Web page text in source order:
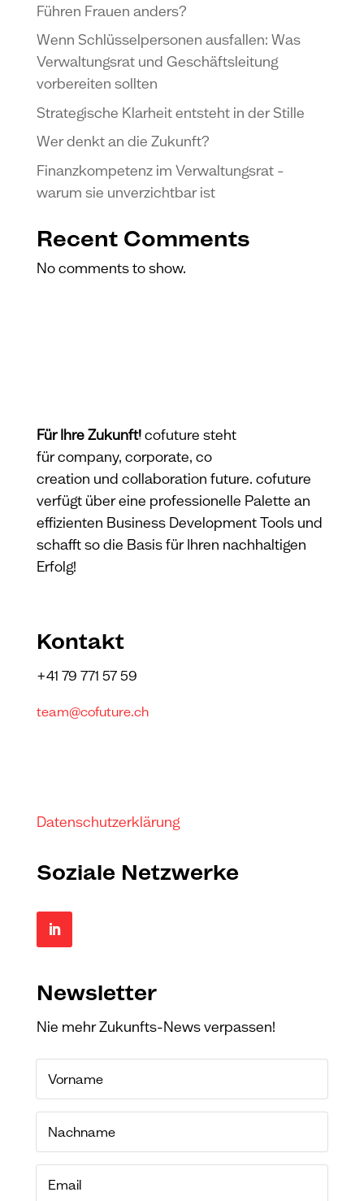
Führen Frauen anders?
Wenn Schlüsselpersonen ausfallen: Was
Verwaltungsrat und Geschäftsleitung
vorbereiten sollten
Strategische Klarheit entsteht in der Stille
Wer denkt an die Zukunft?
Finanzkompetenz im Verwaltungsrat –
warum sie unverzichtbar ist
Recent Comments
No comments to show.
Für Ihre Zukunft!cofuture steht
für company, corporate, co
creation und collaboration future. cofuture
verfügt über eine professionelle Palette an
effizienten Business Development Tools und
schafft so die Basis für Ihren nachhaltigen
Erfolg!
Kontakt
+41 79 771 57 59
team@cofuture.ch
Datenschutzerklärung
Soziale Netzwerke
Newsletter
Nie mehr Zukunfts-News verpassen!